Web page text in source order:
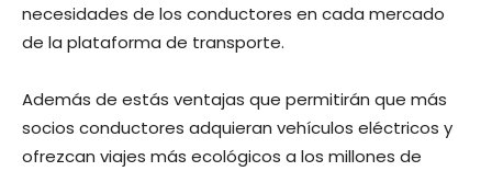
necesidades de los conductores en cada mercado
de la plataforma de transporte.
Además de estás ventajas que permitirán que más
socios conductores adquieran vehículos eléctricos y
ofrezcan viajes más ecológicos a los millones de